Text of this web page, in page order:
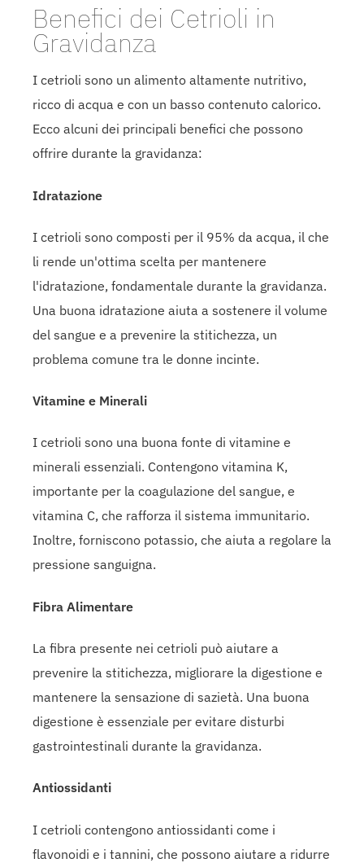
Benefici dei Cetrioli in
Gravidanza
I cetrioli sono un alimento altamente nutritivo,
ricco di acqua e con un basso contenuto calorico.
Ecco alcuni dei principali benefici che possono
offrire durante la gravidanza:
Idratazione
I cetrioli sono composti per il 95% da acqua, il che
li rende un'ottima scelta per mantenere
l'idratazione, fondamentale durante la gravidanza.
Una buona idratazione aiuta a sostenere il volume
del sangue e a prevenire la stitichezza, un
problema comune tra le donne incinte.
Vitamine e Minerali
I cetrioli sono una buona fonte di vitamine e
minerali essenziali. Contengono vitamina K,
importante per la coagulazione del sangue, e
vitamina C, che rafforza il sistema immunitario.
Inoltre, forniscono potassio, che aiuta a regolare la
pressione sanguigna.
Fibra Alimentare
La fibra presente nei cetrioli può aiutare a
prevenire la stitichezza, migliorare la digestione e
mantenere la sensazione di sazietà. Una buona
digestione è essenziale per evitare disturbi
gastrointestinali durante la gravidanza.
Antiossidanti
I cetrioli contengono antiossidanti come i
flavonoidi e i tannini, che possono aiutare a ridurre